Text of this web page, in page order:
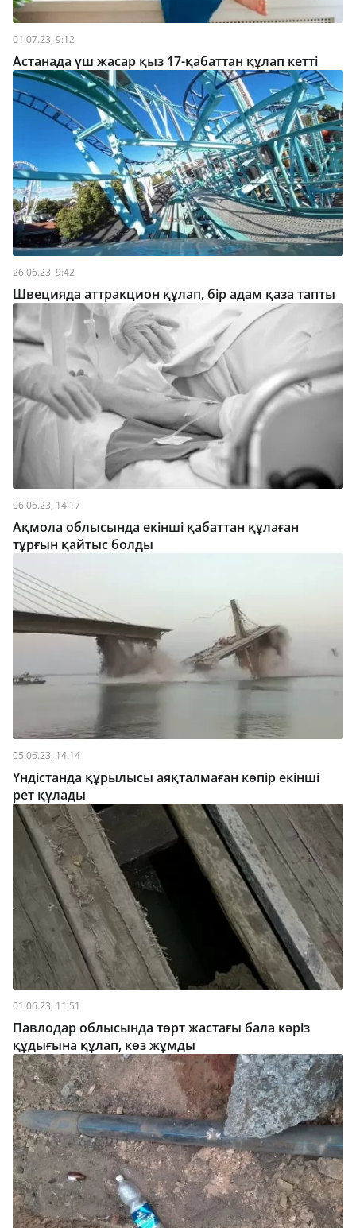
01.07.23, 9:12
Астанада үш жасар қыз 17-қабаттан құлап кетті
26.06.23, 9:42
Швецияда аттракцион құлап, бір адам қаза тапты
06.06.23, 14:17
Ақмола облысында екінші қабаттан құлаған
тұрғын қайтыс болды
05.06.23, 14:14
Үндістанда құрылысы аяқталмаған көпір екінші
рет құлады
01.06.23, 11:51
Павлодар облысында төрт жастағы бала кәріз
құдығына құлап, көз жұмды